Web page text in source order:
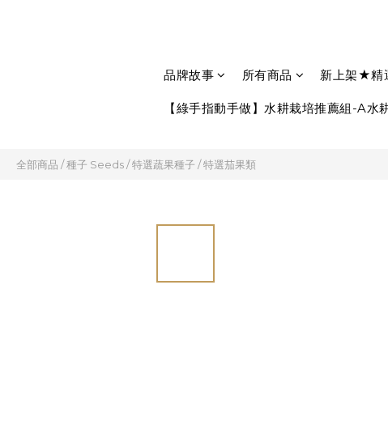
品牌故事 所有商品 新上架★精
【綠手指動手做】水耕栽培推薦組-A
全部商品 /種子 Seeds/特選蔬果種子 /特選茄果類